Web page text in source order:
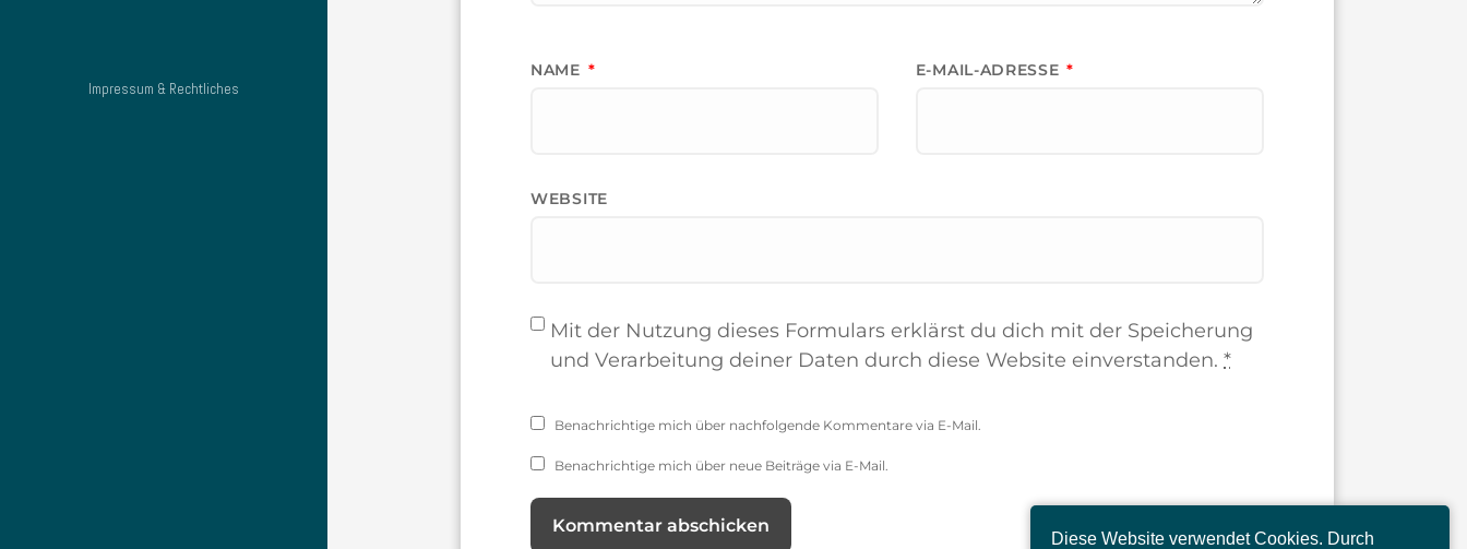
Diese Website verwendet Cookies. Durch
Impressum & Rechtliches
NAME * E-MAIL-ADRESSE *
WEBSITE
Mit der Nutzung dieses Formulars erklärst du dich mit der Speicherung
und Verarbeitung deiner Daten durch diese Website einverstanden. *
Benachrichtige mich über nachfolgende Kommentare via E-Mail.
Benachrichtige mich über neue Beiträge via E-Mail.